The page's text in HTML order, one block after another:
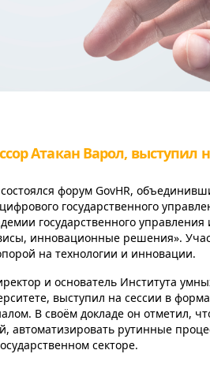
Атакан Варол, выступил
форум GovHR,
государственного
государственного
инновационные решения».
на технологии и инновации.
и основатель Института
выступил на сессии в
В своём докладе он отметил,
автоматизировать рутинные
секторе.